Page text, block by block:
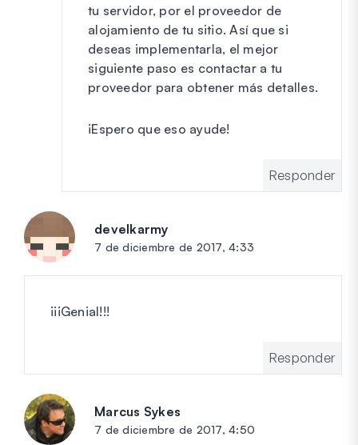
tu servidor, por el proveedor de
alojamiento de tu sitio. Así que si
deseas implementarla, el mejor
siguiente paso es contactar a tu
proveedor para obtener más detalles.
¡Espero que eso ayude!
Responder
develkarmy
7 de diciembre de 2017, 4:33
¡¡¡Genial!!!
Responder
Marcus Sykes
7 de diciembre de 2017, 4:50